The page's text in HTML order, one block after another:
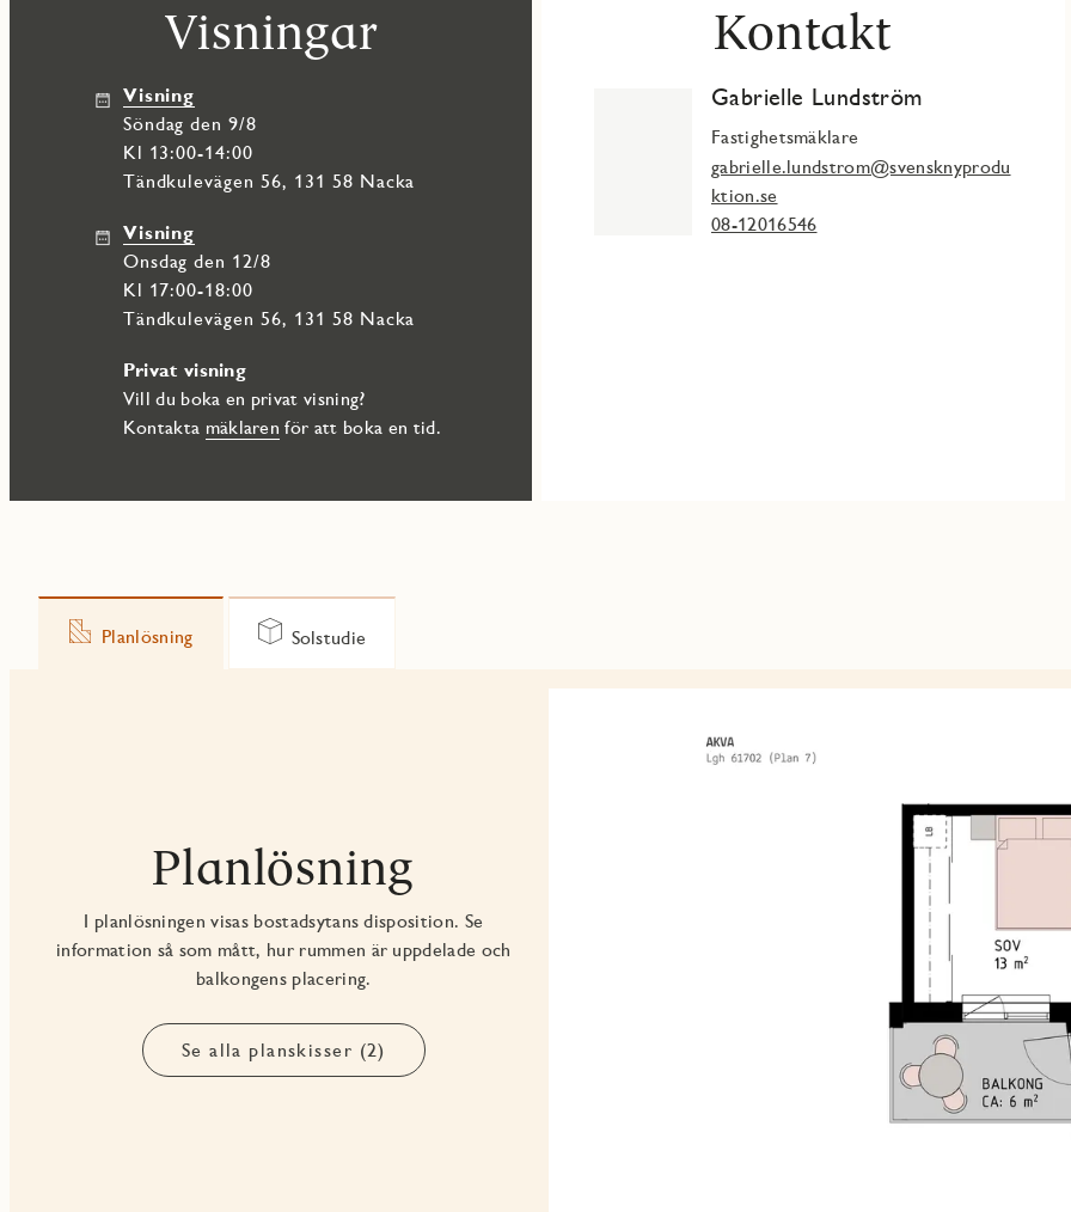
Visningar
Visning
söndag den 9/8
Kl 13:00-14:00
Tändkulevägen 56, 131 58 Nacka
Visning
onsdag den 12/8
Kl 17:00-18:00
Tändkulevägen 56, 131 58 Nacka
Privat visning
Vill du boka en privat visning?
Kontakta mäklaren för att boka en tid.
Kontakt
Gabrielle Lundström
Fastighetsmäklare
gabrielle.lundstrom@svensknyprodu
ktion.se
08-12016546
Planlösning Solstudie
Planlösning
I planlösningen visas bostadsytans disposition. Se
information så som mått, hur rummen är uppdelade och
balkongens placering.
Se alla planskisser (2)